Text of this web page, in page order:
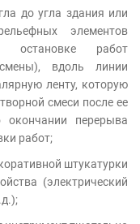
до угла здания или
элементов
остановке работ
вдоль линии
ленту, которую
смеси после ее
перерыва
работ;
штукатурки
(электрический